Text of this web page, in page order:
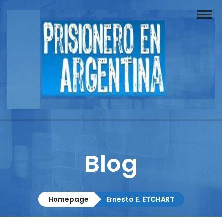
Buscador
Documentos
Columnistas
Contacto
Blog
Homepage Ernesto E. ETCHART